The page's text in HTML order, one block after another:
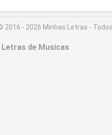
2016 - 2026 Minhas Letras -
Letras de Musicas